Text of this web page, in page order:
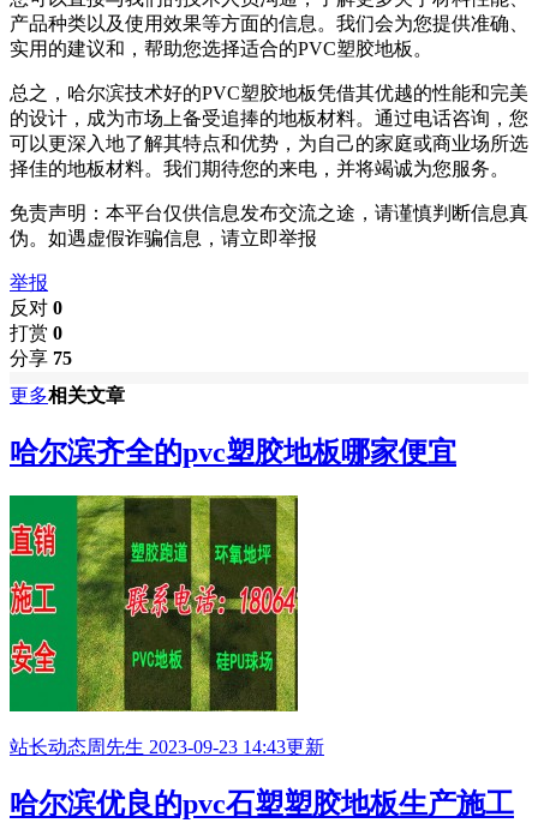
产品种类以及使用效果等方面的信息。我们会为您提供准确、
实用的建议和，帮助您选择适合的PVC塑胶地板。
总之，哈尔滨技术好的PVC塑胶地板凭借其优越的性能和完美
的设计，成为市场上备受追捧的地板材料。通过电话咨询，您
可以更深入地了解其特点和优势，为自己的家庭或商业场所选
择佳的地板材料。我们期待您的来电，并将竭诚为您服务。
免责声明：本平台仅供信息发布交流之途，请谨慎判断信息真
伪。如遇虚假诈骗信息，请立即举报
举报
反对 0
打赏 0
分享 75
更多相关文章
哈尔滨齐全的pvc塑胶地板哪家便宜
站长动态周先生 2023-09-23 14:43更新
哈尔滨优良的pvc石塑塑胶地板生产施工